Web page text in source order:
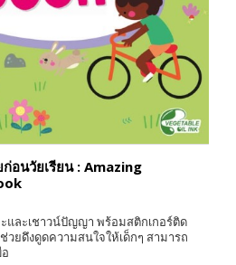
อนวัยเรียน : Amazing
และเชาวน์ปัญญา พร้อมสติกเกอร์ติด
ยดึงดูดความสนใจให้เด็กๆ สามารถ